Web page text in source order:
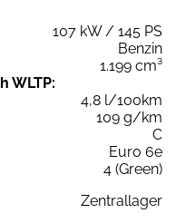
107 kW / 145 PS
Benzin
1.199 cm³
WLTP:
4,8 l/100km
109 g/km
C
Euro 6e
4 (Green)
Zentrallager